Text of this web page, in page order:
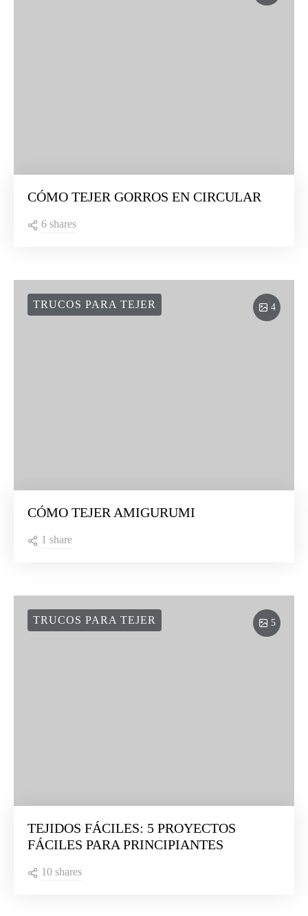
CÓMO TEJER GORROS EN CIRCULAR
6 shares
4
TRUCOS PARA TEJER
CÓMO TEJER AMIGURUMI
1 share
5
TRUCOS PARA TEJER
TEJIDOS FÁCILES: 5 PROYECTOS
FÁCILES PARA PRINCIPIANTES
10 shares